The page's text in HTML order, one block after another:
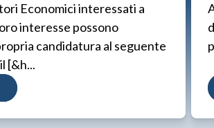
Economici interessati a
interesse possono
candidatura al seguente
[&h...